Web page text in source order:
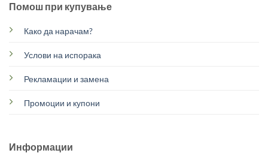
Помош при купување
Како да нарачам?
Услови на испорака
Рекламации и замена
Промоции и купони
Информации